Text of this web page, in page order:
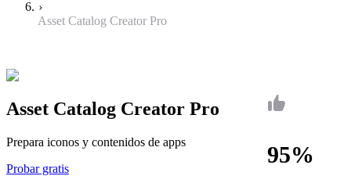
Asset Catalog Creator Pro
95%
Asset Catalog Creator Pro
Prepara iconos y contenidos de apps
Probar gratis